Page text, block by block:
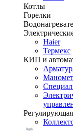
Котлы
Горелки
Haier
Термекс
КИП и